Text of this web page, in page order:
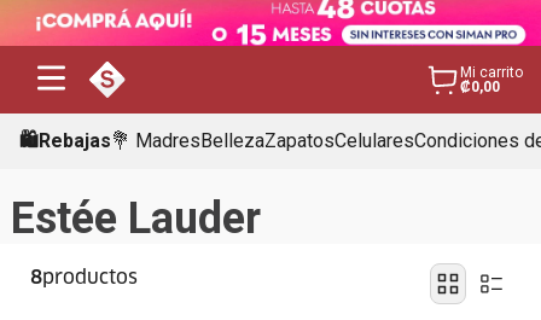
Mi carrito
₡0,00
🛍️Rebajas💐 MadresBellezaZapatosCelularesCondiciones
Estée Lauder
8